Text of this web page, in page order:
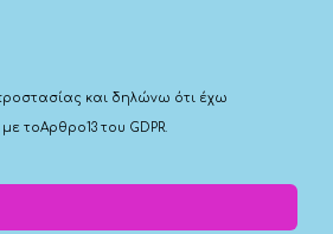
και δηλώνω ότι έχω
τοΑρθρο13 του GDPR.